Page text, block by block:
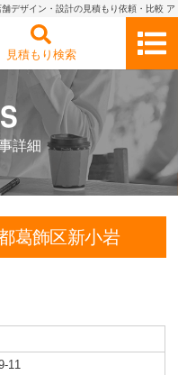
デザイン・設計の見積もり依頼・比較 ア
見積もり検索
詳細
葛飾区新小岩
11